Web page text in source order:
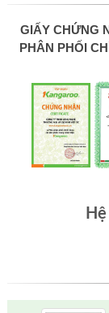
GIẤY CHỨNG
PHÂN PHỐI